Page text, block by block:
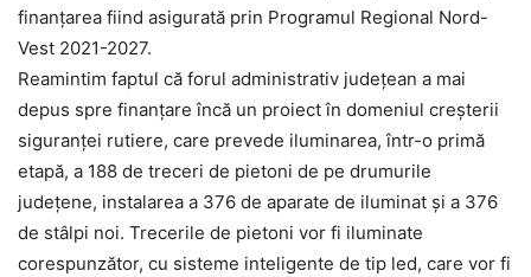
finanțarea fiind asigurată prin Programul Regional Nord-
Vest 2021-2027.
Reamintim faptul că forul administrativ județean a mai
depus spre finanțare încă un proiect în domeniul creșterii
siguranței rutiere, care prevede iluminarea, într-o primă
etapă, a 188 de treceri de pietoni de pe drumurile
județene, instalarea a 376 de aparate de iluminat și a 376
de stâlpi noi. Trecerile de pietoni vor fi iluminate
corespunzător, cu sisteme inteligente de tip led, care vor fi